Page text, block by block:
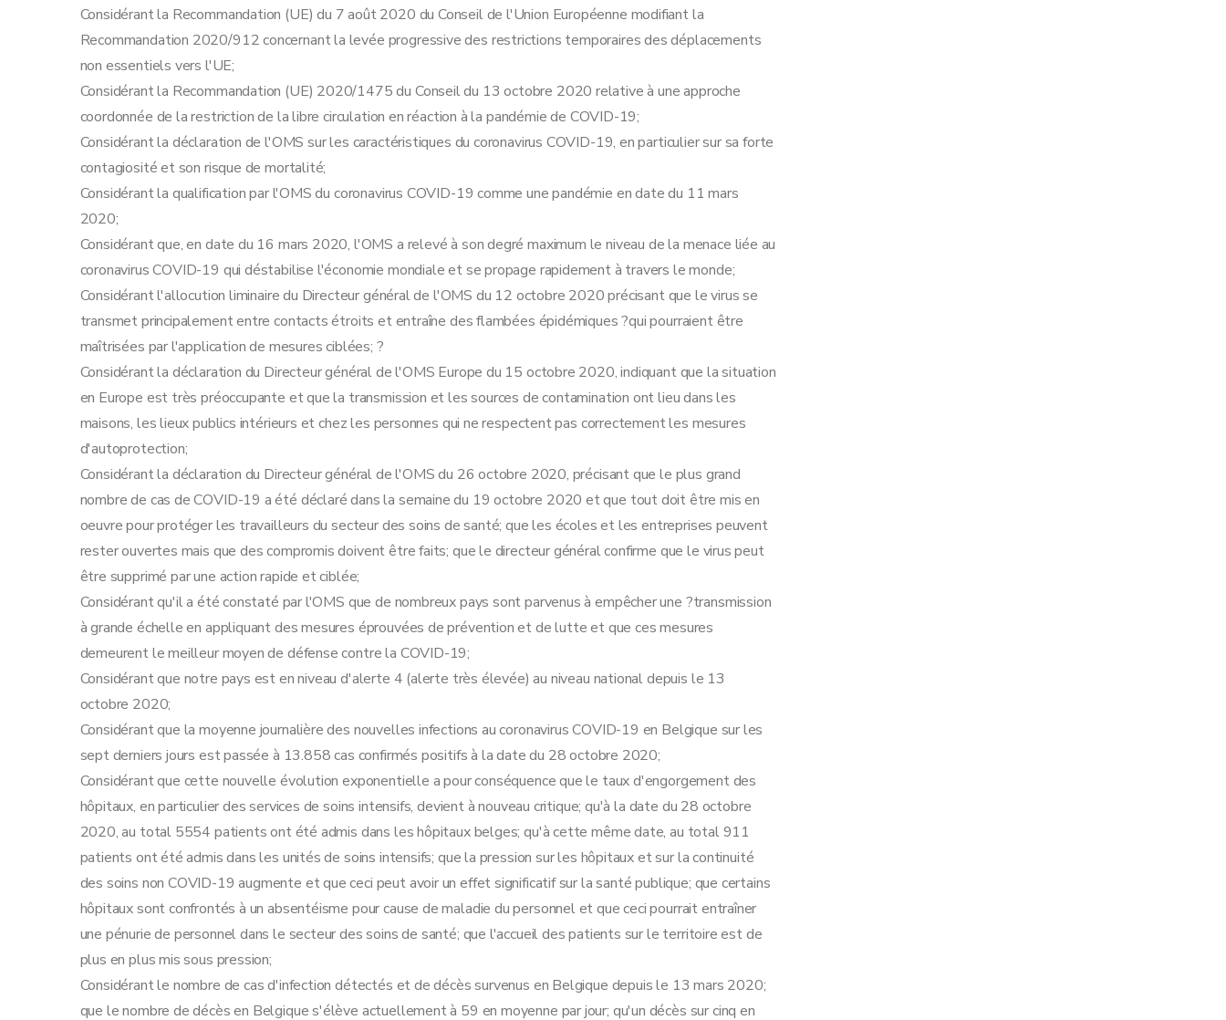
Considérant la Recommandation (UE) du 7 août 2020 du Conseil de l'Union Européenne modifiant la
Recommandation 2020/912 concernant la levée progressive des restrictions temporaires des déplacements
non essentiels vers l'UE;
Considérant la Recommandation (UE) 2020/1475 du Conseil du 13 octobre 2020 relative à une approche
coordonnée de la restriction de la libre circulation en réaction à la pandémie de COVID-19;
Considérant la déclaration de l'OMS sur les caractéristiques du coronavirus COVID-19, en particulier sur sa forte
contagiosité et son risque de mortalité;
Considérant la qualification par l'OMS du coronavirus COVID-19 comme une pandémie en date du 11 mars
2020;
Considérant que, en date du 16 mars 2020, l'OMS a relevé à son degré maximum le niveau de la menace liée au
coronavirus COVID-19 qui déstabilise l'économie mondiale et se propage rapidement à travers le monde;
Considérant l'allocution liminaire du Directeur général de l'OMS du 12 octobre 2020 précisant que le virus se
transmet principalement entre contacts étroits et entraîne des flambées épidémiques ?qui pourraient être
maîtrisées par l'application de mesures ciblées; ?
Considérant la déclaration du Directeur général de l'OMS Europe du 15 octobre 2020, indiquant que la situation
en Europe est très préoccupante et que la transmission et les sources de contamination ont lieu dans les
maisons, les lieux publics intérieurs et chez les personnes qui ne respectent pas correctement les mesures
d'autoprotection;
Considérant la déclaration du Directeur général de l'OMS du 26 octobre 2020, précisant que le plus grand
nombre de cas de COVID-19 a été déclaré dans la semaine du 19 octobre 2020 et que tout doit être mis en
oeuvre pour protéger les travailleurs du secteur des soins de santé; que les écoles et les entreprises peuvent
rester ouvertes mais que des compromis doivent être faits; que le directeur général confirme que le virus peut
être supprimé par une action rapide et ciblée;
Considérant qu'il a été constaté par l'OMS que de nombreux pays sont parvenus à empêcher une ?transmission
à grande échelle en appliquant des mesures éprouvées de prévention et de lutte et que ces mesures
demeurent le meilleur moyen de défense contre la COVID-19;
Considérant que notre pays est en niveau d'alerte 4 (alerte très élevée) au niveau national depuis le 13
octobre 2020;
Considérant que la moyenne journalière des nouvelles infections au coronavirus COVID-19 en Belgique sur les
sept derniers jours est passée à 13.858 cas confirmés positifs à la date du 28 octobre 2020;
Considérant que cette nouvelle évolution exponentielle a pour conséquence que le taux d'engorgement des
hôpitaux, en particulier des services de soins intensifs, devient à nouveau critique; qu'à la date du 28 octobre
2020, au total 5554 patients ont été admis dans les hôpitaux belges; qu'à cette même date, au total 911
patients ont été admis dans les unités de soins intensifs; que la pression sur les hôpitaux et sur la continuité
des soins non COVID-19 augmente et que ceci peut avoir un effet significatif sur la santé publique; que certains
hôpitaux sont confrontés à un absentéisme pour cause de maladie du personnel et que ceci pourrait entraîner
une pénurie de personnel dans le secteur des soins de santé; que l'accueil des patients sur le territoire est de
plus en plus mis sous pression;
Considérant le nombre de cas d'infection détectés et de décès survenus en Belgique depuis le 13 mars 2020;
que le nombre de décès en Belgique s'élève actuellement à 59 en moyenne par jour; qu'un décès sur cinq en